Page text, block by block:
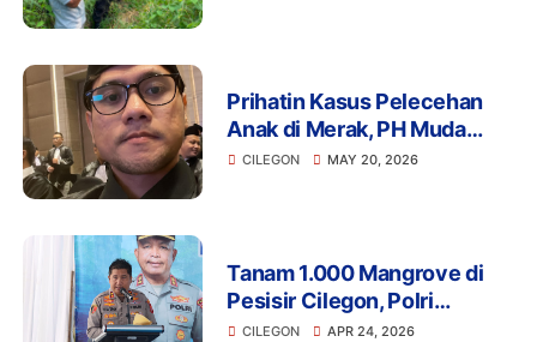
Prihatin Kasus Pelecehan
Anak di Merak, PH Muda
Hizkia Raymond Minta
CILEGON MAY 20, 2026
Tanam 1.000 Mangrove di
Pesisir Cilegon, Polri
Perkuat Benteng Alam dan
CILEGON APR 24, 2026